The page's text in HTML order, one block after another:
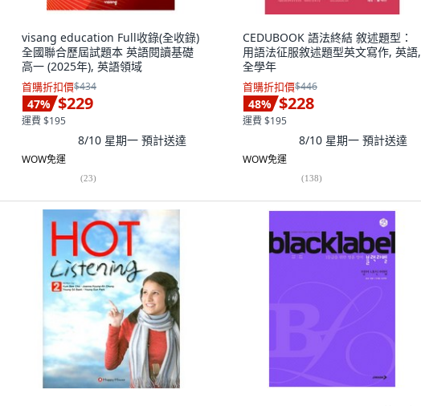
visang education Full收錄(全收錄)
全國聯合歷屆試題本 英語閱讀基礎
高一 (2025年), 英語領域
首購折扣價$434
47% $229
運費 $195
8/10 星期一 預計送達
WOW免運
(23)
CEDUBOOK 語法終結 敘述題型：
用語法征服敘述題型英文寫作, 英語,
全學年
首購折扣價$446
48% $228
運費 $195
8/10 星期一 預計送達
WOW免運
(138)